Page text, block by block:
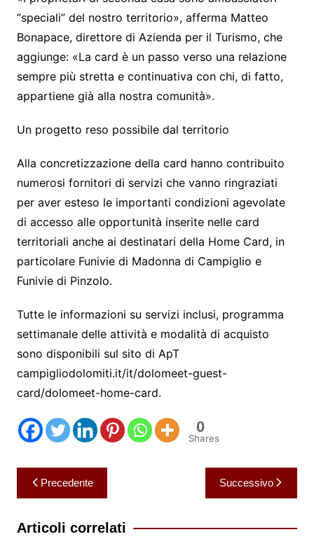
“speciali” del nostro territorio», afferma Matteo
Bonapace, direttore di Azienda per il Turismo, che
aggiunge: «La card è un passo verso una relazione
sempre più stretta e continuativa con chi, di fatto,
appartiene già alla nostra comunità».
Un progetto reso possibile dal territorio
Alla concretizzazione della card hanno contribuito
numerosi fornitori di servizi che vanno ringraziati
per aver esteso le importanti condizioni agevolate
di accesso alle opportunità inserite nelle card
territoriali anche ai destinatari della Home Card, in
particolare Funivie di Madonna di Campiglio e
Funivie di Pinzolo.
Tutte le informazioni su servizi inclusi, programma
settimanale delle attività e modalità di acquisto
sono disponibili sul sito di ApT
campigliodolomiti.it/it/dolomeet-guest-
card/dolomeet-home-card.
0
Shares
Navigazione
articoli
Precedente Successivo
Articoli correlati